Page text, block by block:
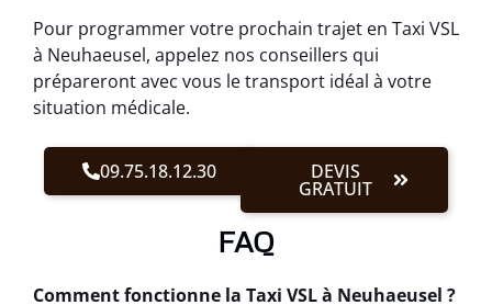
Pour programmer votre prochain trajet en Taxi VSL
à Neuhaeusel, appelez nos conseillers qui
prépareront avec vous le transport idéal à votre
situation médicale.
09.75.18.12.30 DEVIS
GRATUIT
FAQ
Comment fonctionne la Taxi VSL à Neuhaeusel ?